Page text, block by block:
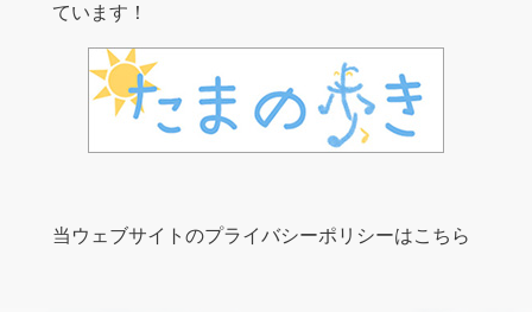
ています！
当ウェブサイトのプライバシーポリシーはこちら